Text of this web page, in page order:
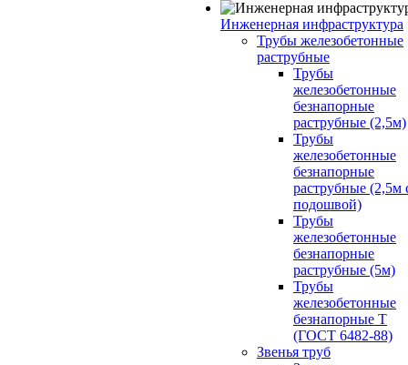
Инженерная инфраструктура
Трубы железобетонные
раструбные
Трубы
железобетонные
безнапорные
раструбные (2,5м)
Трубы
железобетонные
безнапорные
раструбные (2,5м
подошвой)
Трубы
железобетонные
безнапорные
раструбные (5м)
Трубы
железобетонные
безнапорные Т
(ГОСТ 6482-88)
Звенья труб